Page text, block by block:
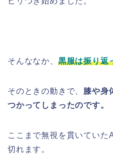
そんななか、 黒服は振り返
そのときの動きで、 膝や身
つかってしまったのです。
ここまで無視を貫いていた
切れます。